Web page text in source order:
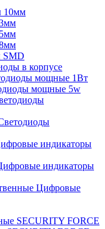
10мм
SMD
в корпусе
мощные 1Вт
мощные 5w
индикаторы
индикаторы
Цифровые